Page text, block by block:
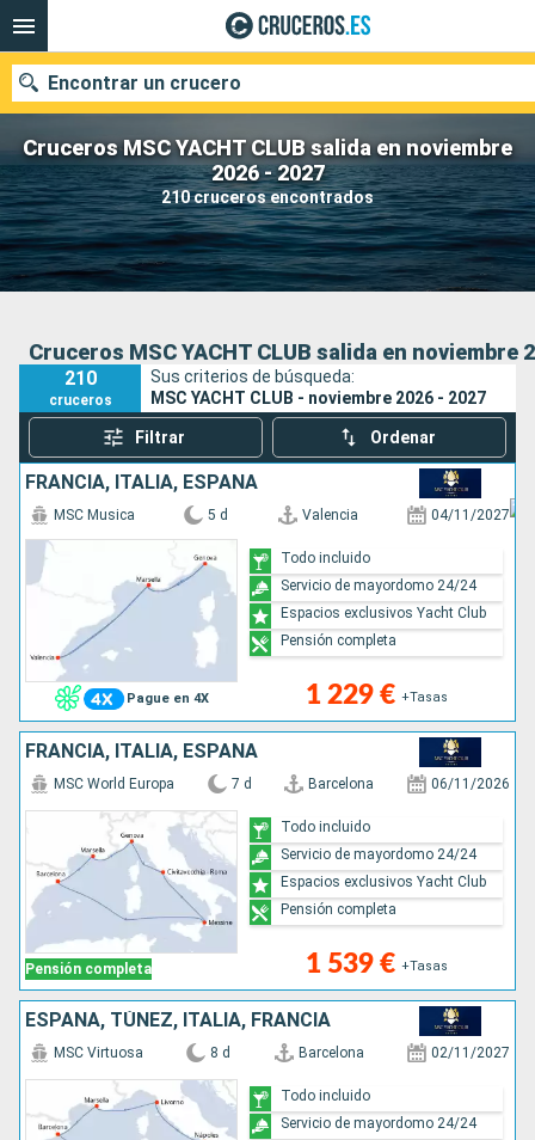
Cruceros MSC YACHT CLUB salida en noviembre
2026 - 2027
210 cruceros encontrados
Encontrar un crucero
Nuestros destinos
Fecha de salida
Buscar
Cruceros MSC YACHT CLUB salida en noviembre
210
cruceros
Sus criterios de búsqueda:
MSC YACHT CLUB - noviembre 2026 - 2027
Filtrar Ordenar
FRANCIA, ITALIA, ESPAÑA
Pague en 4X
MSC Musica 5 d Valencia 04/11/2027
1 229 € +Tasas
Todo incluido
Servicio de mayordomo 24/24
Espacios exclusivos Yacht Club
Pensión completa
FRANCIA, ITALIA, ESPAÑA
Pensión completa
MSC World Europa 7 d Barcelona 06/11/2026
1 539 € +Tasas
Todo incluido
Servicio de mayordomo 24/24
Espacios exclusivos Yacht Club
Pensión completa
ESPAÑA, TÚNEZ, ITALIA, FRANCIA
MSC Virtuosa 8 d Barcelona 02/11/2027
Todo incluido
Servicio de mayordomo 24/24